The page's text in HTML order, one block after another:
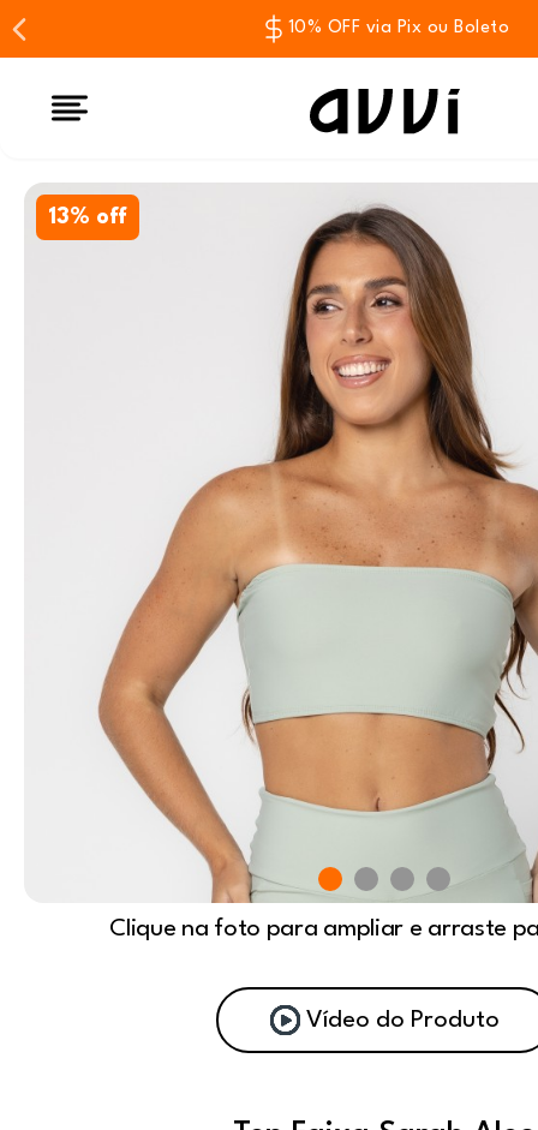
10% OFF via Pix ou Boleto
13% off
Clique na foto para ampliar e arraste
Vídeo do Produto